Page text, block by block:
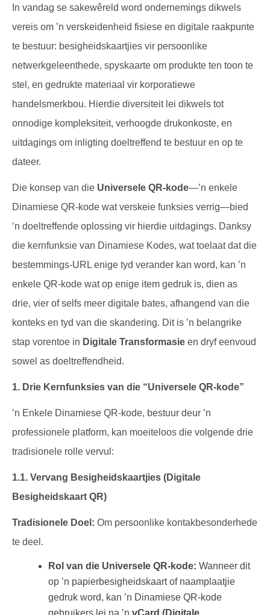
In vandag se sakewêreld word ondernemings dikwels
vereis om ’n verskeidenheid fisiese en digitale raakpunte
te bestuur: besigheidskaartjies vir persoonlike
netwerkgeleenthede, spyskaarte om produkte ten toon te
stel, en gedrukte materiaal vir korporatiewe
handelsmerkbou. Hierdie diversiteit lei dikwels tot
onnodige kompleksiteit, verhoogde drukonkoste, en
uitdagings om inligting doeltreffend te bestuur en op te
dateer.
Die konsep van die Universele QR-kode—’n enkele
Dinamiese QR-kode wat verskeie funksies verrig—bied
’n doeltreffende oplossing vir hierdie uitdagings. Danksy
die kernfunksie van Dinamiese Kodes, wat toelaat dat die
bestemmings-URL enige tyd verander kan word, kan ’n
enkele QR-kode wat op enige item gedruk is, dien as
drie, vier of selfs meer digitale bates, afhangend van die
konteks en tyd van die skandering. Dit is ’n belangrike
stap vorentoe in Digitale Transformasie en dryf eenvoud
sowel as doeltreffendheid.
1. Drie Kernfunksies van die “Universele QR-kode”
’n Enkele Dinamiese QR-kode, bestuur deur ’n
professionele platform, kan moeiteloos die volgende drie
tradisionele rolle vervul:
1.1. Vervang Besigheidskaartjies (Digitale
Besigheidskaart QR)
Tradisionele Doel: Om persoonlike kontakbesonderhede
te deel.
Rol van die Universele QR-kode: Wanneer dit
op ’n papierbesigheidskaart of naamplaatjie
gedruk word, kan ’n Dinamiese QR-kode
gebruikers lei na ’n vCard (Digitale